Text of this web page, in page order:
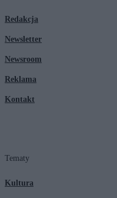
Redakcja
Newsletter
Newsroom
Reklama
Kontakt
Tematy
Kultura